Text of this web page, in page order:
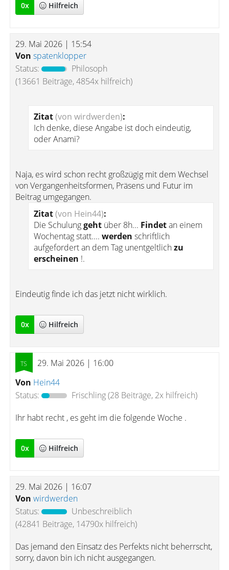
0x Hilfreich
29. Mai 2026 | 15:54
Von spatenklopper
Status:
Philosoph
(13661 Beiträge, 4854x hilfreich)
Zitat(von wirdwerden):
Ich denke, diese Angabe ist doch eindeutig,
oder Anami?
Naja, es wird schon recht großzügig mit dem Wechsel
von Vergangenheitsformen, Präsens und Futur im
Beitrag umgegangen.
Zitat(von Hein44):
Die Schulunggehtüber 8h... Findetan einem
Wochentag statt.... werden schriftlich
aufgefordert an dem Tag unentgeltlichzu
erscheinen !.
Eindeutig finde ich das jetzt nicht wirklich.
0x Hilfreich
29. Mai 2026 | 16:00
Von Hein44
Status:
Frischling(28 Beiträge, 2x hilfreich)
Ihr habt recht , es geht im die folgende Woche .
0x Hilfreich
29. Mai 2026 | 16:07
Von wirdwerden
Status:
Unbeschreiblich
(42841 Beiträge, 14790x hilfreich)
Das jemand den Einsatz des Perfekts nicht beherrscht,
sorry, davon bin ich nicht ausgegangen.